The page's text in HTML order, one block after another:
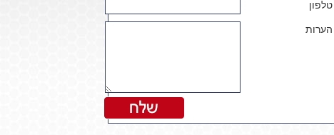
טלפון
הערות